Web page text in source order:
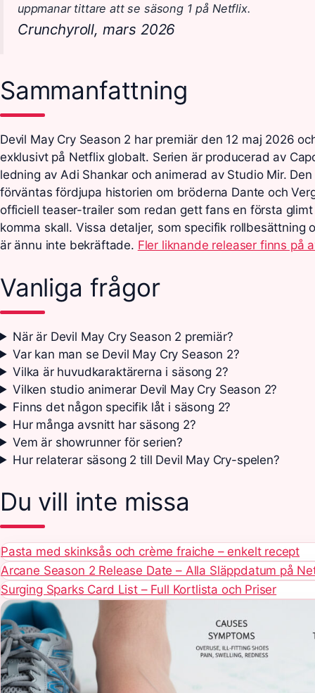
uppmanar tittare att se säsong 1 på Netflix.
Crunchyroll, mars 2026
Sammanfattning
Devil May Cry Season 2 har premiär den 12 maj 2026
exklusivt på Netflix globalt. Serien är producerad av
ledning av Adi Shankar och animerad av Studio Mir.
förväntas fördjupa historien om bröderna Dante och
officiell teaser-trailer som redan gett fans en första
komma skall. Vissa detaljer, som specifik rollbesättning
är ännu inte bekräftade. Fler liknande releaser finns på
Vanliga frågor
När är Devil May Cry Season 2 premiär?
Var kan man se Devil May Cry Season 2?
Vilka är huvudkaraktärerna i säsong 2?
Vilken studio animerar Devil May Cry Season 2?
Finns det någon specifik låt i säsong 2?
Hur många avsnitt har säsong 2?
Vem är showrunner för serien?
Hur relaterar säsong 2 till Devil May Cry-spelen?
Du vill inte missa
Pasta med skinksås och crème fraiche – enkelt recept
Arcane Season 2 Release Date – Alla Släppdatum på
Surging Sparks Card List – Full Kortlista och Priser